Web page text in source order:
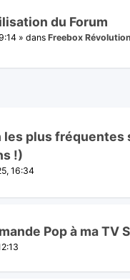
du Forum
» dans Freebox Révolution
plus fréquentes
!)
16:34
Pop à ma TV